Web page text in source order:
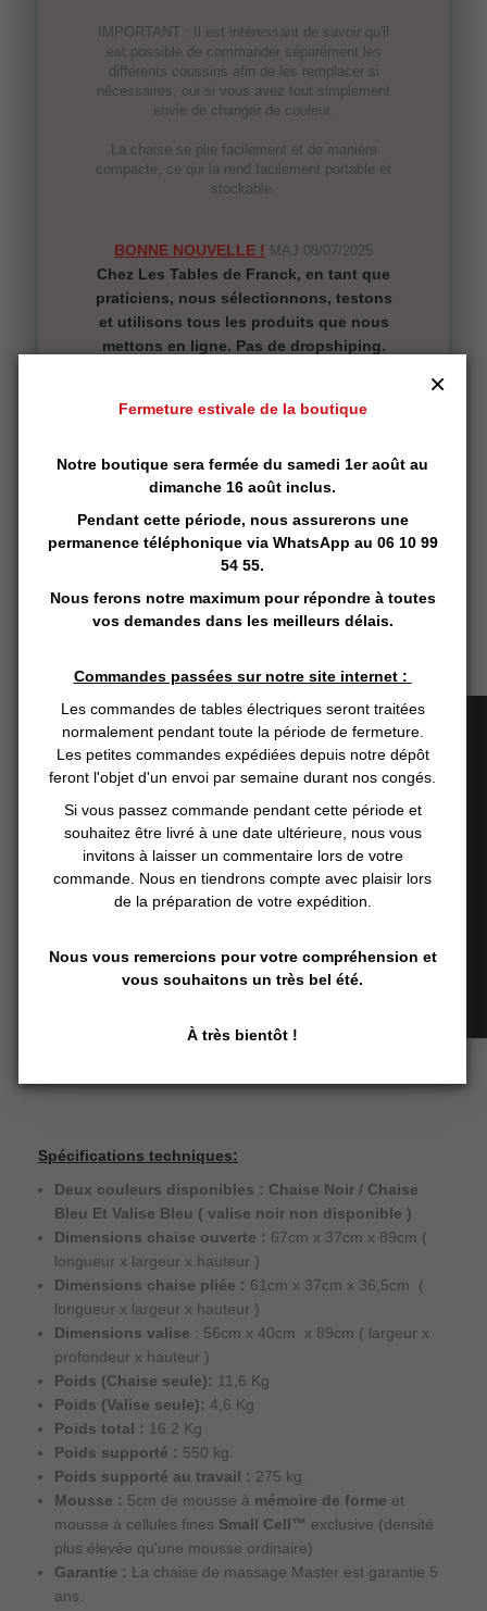
IMPORTANT : Il est intéressant de savoir qu'il
est possible de commander séparément les
différents coussins afin de les remplacer si
nécessaires, oui si vous avez tout simplement
envie de changer de couleur.
La chaise se plie facilement et de manière
compacte, ce qui la rend facilement portable et
stockable.
BONNE NOUVELLE ! MAJ 08/07/2025
Chez Les Tables de Franck, en tant que
praticiens, nous sélectionnons, testons
et utilisons tous les produits que nous
mettons en ligne. Pas de dropshiping.
hauteur de la qualité du matériel que
Suite aux retours concernant la housse
Master, de la même marque que la chaise,
valise de transport plus qualitative et
durable.
.
Notice d'utilisation
Vidéo de présentation de la chaise :
Spécifications techniques:
Deux couleurs disponibles : Chaise Noir / Chaise
Bleu Et Valise Bleu ( valise noir non disponible )
Dimensions chaise ouverte : 67cm x 37cm x 89cm (
longueur x largeur x hauteur )
Dimensions chaise pliée : 61cm x 37cm x 36,5cm (
longueur x largeur x hauteur )
Dimensions valise : 56cm x 40cm x 89cm ( largeur x
profondeur x hauteur )
Poids (Chaise seule): 11,6 Kg
Poids (Valise seule): 4,6 Kg
Poids total : 16.2 Kg
Poids supporté : 550 kg.
Poids supporté au travail : 275 kg.
Mousse : 5cm de mousse à mémoire de forme et
mousse à cellules fines Small Cell™ exclusive (densité
plus élevée qu'une mousse ordinaire)
Garantie : La chaise de massage Master est garantie 5
ans.
Fermeture estivale de la boutique
Notre boutique sera fermée du samedi 1er août au
dimanche 16 août inclus.
Pendant cette période, nous assurerons une
permanence téléphonique via WhatsApp au 06 10 99
54 55.
Nous ferons notre maximum pour répondre à toutes
vos demandes dans les meilleurs délais.
Commandes passées sur notre site internet :
Les commandes de tables électriques seront traitées
normalement pendant toute la période de fermeture.
Les petites commandes expédiées depuis notre dépôt
feront l'objet d'un envoi par semaine durant nos congés.
Si vous passez commande pendant cette période et
souhaitez être livré à une date ultérieure, nous vous
invitons à laisser un commentaire lors de votre
commande. Nous en tiendrons compte avec plaisir lors
de la préparation de votre expédition.
Nous vous remercions pour votre compréhension et
vous souhaitons un très bel été.
À très bientôt !
×